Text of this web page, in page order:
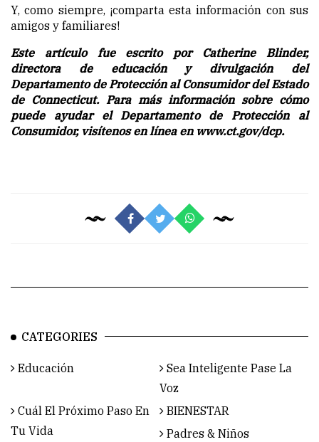
Y, como siempre, ¡comparta esta información con sus
amigos y familiares!
Este artículo fue escrito por Catherine Blinder,
directora de educación y divulgación del
Departamento de Protección al Consumidor del Estado
de Connecticut. Para más información sobre cómo
puede ayudar el Departamento de Protección al
Consumidor, visítenos en línea en www.ct.gov/dcp.
CATEGORIES
Educación
Sea Inteligente Pase La
Voz
Cuál El Próximo Paso En
Tu Vida
BIENESTAR
Padres & Niños